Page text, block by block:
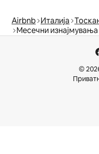
Airbnb Италија
Месечни изнајмувања
©